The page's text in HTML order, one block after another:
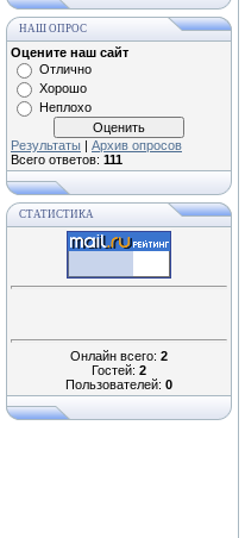
НАШ ОПРОС
Оцените наш сайт
Отлично
Хорошо
Неплохо
Результаты | Архив опросов
Всего ответов: 111
СТАТИСТИКА
Онлайн всего: 2
Гостей: 2
Пользователей: 0